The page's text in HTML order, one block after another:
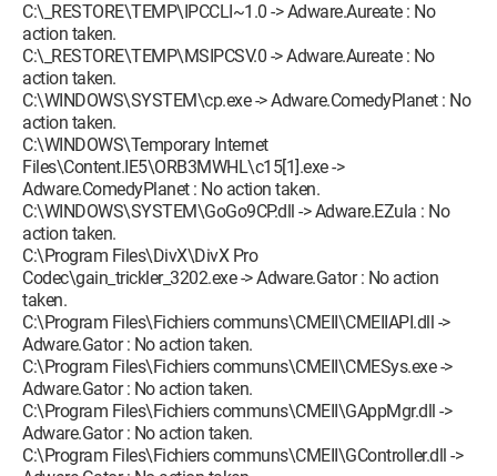
C:\_RESTORE\TEMP\IPCCLI~1.0 -> Adware.Aureate : No
action taken.
C:\_RESTORE\TEMP\MSIPCSV.0 -> Adware.Aureate : No
action taken.
C:\WINDOWS\SYSTEM\cp.exe -> Adware.ComedyPlanet : No
action taken.
C:\WINDOWS\Temporary Internet
Files\Content.IE5\ORB3MWHL\c15[1].exe ->
Adware.ComedyPlanet : No action taken.
C:\WINDOWS\SYSTEM\GoGo9CP.dll -> Adware.EZula : No
action taken.
C:\Program Files\DivX\DivX Pro
Codec\gain_trickler_3202.exe -> Adware.Gator : No action
taken.
C:\Program Files\Fichiers communs\CMEII\CMEIIAPI.dll ->
Adware.Gator : No action taken.
C:\Program Files\Fichiers communs\CMEII\CMESys.exe ->
Adware.Gator : No action taken.
C:\Program Files\Fichiers communs\CMEII\GAppMgr.dll ->
Adware.Gator : No action taken.
C:\Program Files\Fichiers communs\CMEII\GController.dll ->